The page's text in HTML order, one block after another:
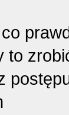
co
to